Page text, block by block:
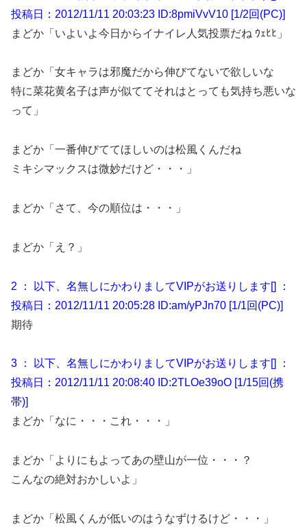
投稿日：2012/11/11 20:03:23 ID:8pmiVvV10 [1/2回(PC)]
まどか「いよいよ今日からイナイレ人気投票だね ｳｪﾋﾋ」
まどか「女キャラは邪魔だから伸びてないで欲しいな
特に菜花黄名子は声が似ててそれはとっても気持ち悪いな
って」
まどか「一番伸びててほしいのは松風くんだね
ミキシマックスは微妙だけど・・・」
まどか「さて、今の順位は・・・」
まどか「え？」
2 ： 以下、名無しにかわりましてVIPがお送りします[] ：
投稿日：2012/11/11 20:05:28 ID:am/yPJn70 [1/1回(PC)]
期待
3 ： 以下、名無しにかわりましてVIPがお送りします[] ：
投稿日：2012/11/11 20:08:40 ID:2TLOe39oO [1/15回(携
帯)]
まどか「なに・・・これ・・・」
まどか「よりにもよってあの壁山が一位・・・？
こんなの絶対おかしいよ」
まどか「松風くんが低いのはうなずけるけど・・・」